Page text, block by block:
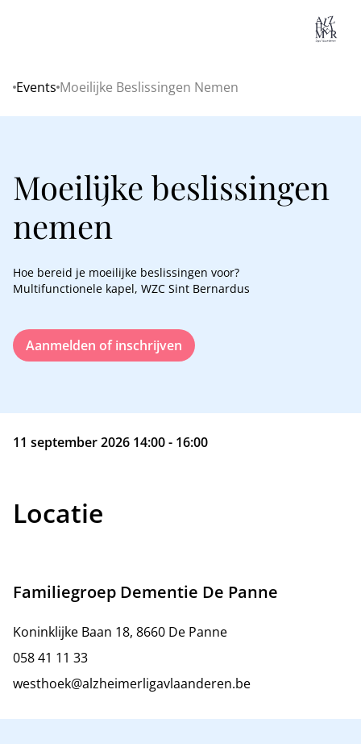
Home
Events Moeilijke Beslissingen Nemen
Moeilijke beslissingen
nemen
Hoe bereid je moeilijke beslissingen voor?
Multifunctionele kapel, WZC Sint Bernardus
Aanmelden of inschrijven
11 september 2026 14:00 - 16:00
Locatie
Familiegroep Dementie De Panne
Koninklijke Baan 18, 8660 De Panne
058 41 11 33
westhoek@alzheimerligavlaanderen.be